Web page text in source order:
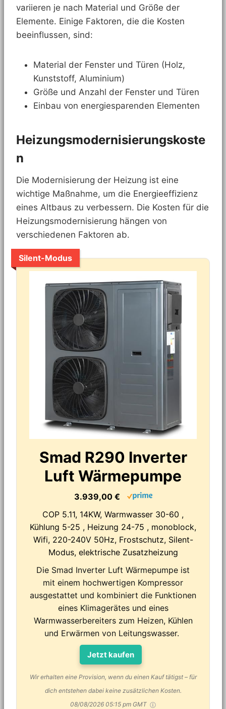
variieren je nach Material und Größe der
Elemente. Einige Faktoren, die die Kosten
beeinflussen, sind:
Material der Fenster und Türen (Holz,
Kunststoff, Aluminium)
Größe und Anzahl der Fenster und Türen
Einbau von energiesparenden Elementen
Heizungsmodernisierungskoste
n
Die Modernisierung der Heizung ist eine
wichtige Maßnahme, um die Energieeffizienz
eines Altbaus zu verbessern. Die Kosten für die
Heizungsmodernisierung hängen von
verschiedenen Faktoren ab.
Silent-Modus
Smad R290 Inverter
Luft Wärmepumpe
3.939,00 €
COP 5.11, 14KW, Warmwasser 30-60 ,
Kühlung 5-25 , Heizung 24-75 , monoblock,
Wifi, 220-240V 50Hz, Frostschutz, Silent-
Modus, elektrische Zusatzheizung
Die Smad Inverter Luft Wärmepumpe ist
mit einem hochwertigen Kompressor
ausgestattet und kombiniert die Funktionen
eines Klimagerätes und eines
Warmwasserbereiters zum Heizen, Kühlen
und Erwärmen von Leitungswasser.
Jetzt kaufen
Wir erhalten eine Provision, wenn du einen Kauf tätigst – für
dich entstehen dabei keine zusätzlichen Kosten.
08/08/2026 05:15 pm GMT